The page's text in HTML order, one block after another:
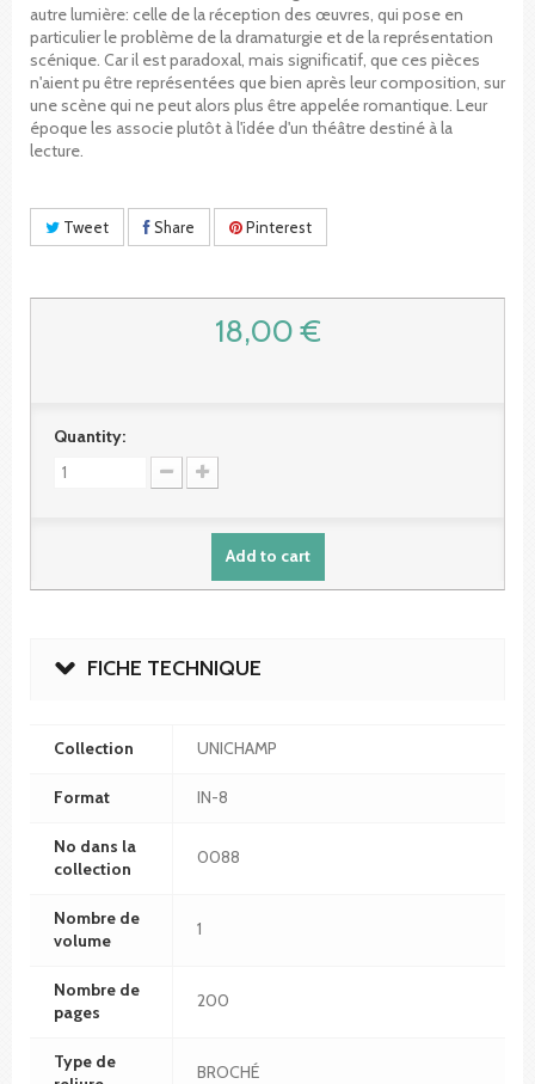
autre lumière: celle de la réception des œuvres, qui pose en
particulier le problème de la dramaturgie et de la représentation
scénique. Car il est paradoxal, mais significatif, que ces pièces
n'aient pu être représentées que bien après leur composition, sur
une scène qui ne peut alors plus être appelée romantique. Leur
époque les associe plutôt à l'idée d'un théâtre destiné à la
lecture.
Tweet Share Pinterest
18,00 €
Quantity:
Add to cart
FICHE TECHNIQUE
Collection UNICHAMP
Format IN-8
No dans la
collection
0088
Nombre de
volume
1
Nombre de
pages
200
Type de
BROCHÉ